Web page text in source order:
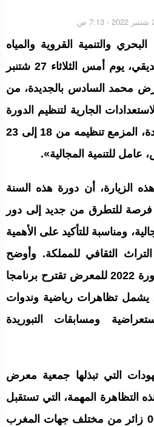
علاجات بيولوجية لاضطرابات القلب
الكيميائية الخطرة من سلسلة إمداد
والتنمية القروية والمياه
والغابات، السيد محمد صديقي، يوم أمس الثلاثاء 27 شتنبر
محمد السادس بالجديدة، من
الجارية لتنظيم الدورة
13 لمعرض الفرس للجديدة، المزمع تنظيمه من 18 إلى 23
للتنمية المجالية».
الزيارة، أن دورة هذه السنة
للتطرق من جديد إلى دور
ومناسبة للتأكيد على الأهمية
الثقافي للمملكة. وأوضح
السيد محمد صديقي أن دورة 2022 للمعرض تقترح برنامجا
يشمل تظاهرات رياضية وندوات
ومسابقات التبوريدة
التي تبذلها جمعية معرض
التظاهرة المهمة، التي تستقبل
كل سنة أزيد من 200 000 زائر من مختلف جهات المغرب